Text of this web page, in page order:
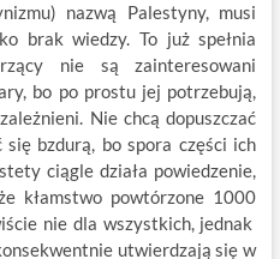
nazwą Palestyny, musi
brak wiedzy. To już spełnia
nie są zainteresowani
bo po prostu jej potrzebują,
Nie chcą dopuszczać
się bzdurą, bo spora części ich
ciągle działa powiedzenie,
kłamstwo powtórzone 1000
nie dla wszystkich, jednak
utwierdzają się w